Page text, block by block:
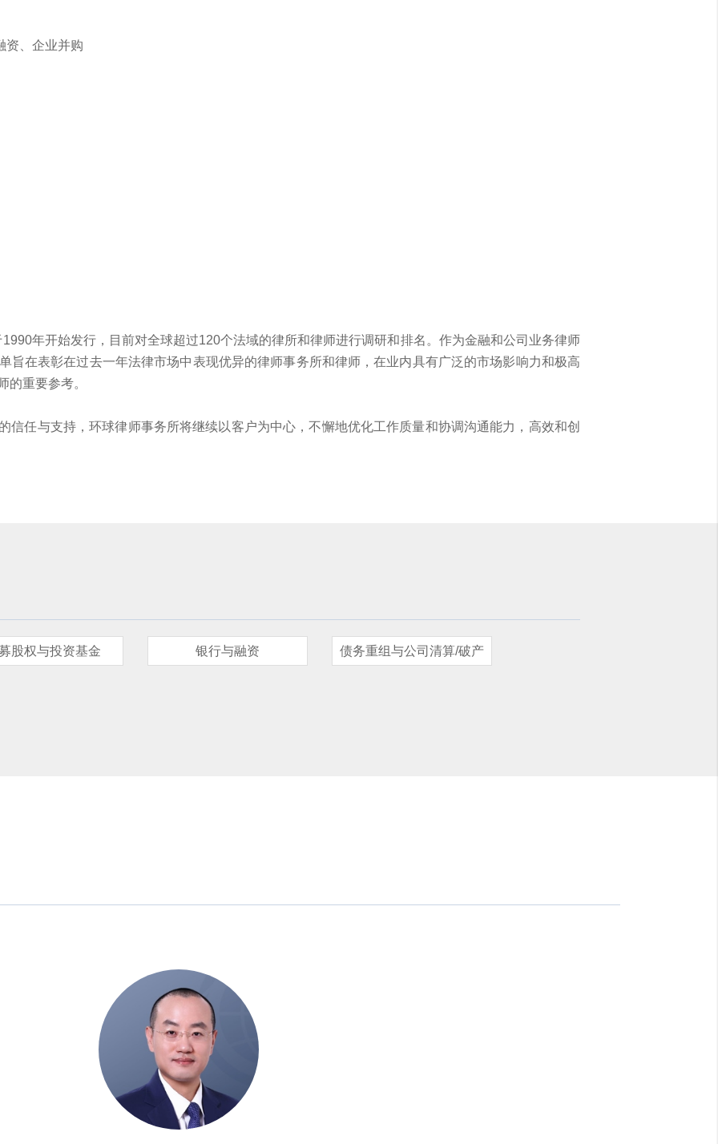
资、企业并购
年开始发行，目前对全球超过120个法域的律所和律师进行调研和排名。作为金融和公司业务律师
旨在表彰在过去一年法律市场中表现优异的律师事务所和律师，在业内具有广泛的市场影响力和极高
的重要参考。
信任与支持，环球律师事务所将继续以客户为中心，不懈地优化工作质量和协调沟通能力，高效和创
股权与投资基金 银行与融资 债务重组与公司清算/破产